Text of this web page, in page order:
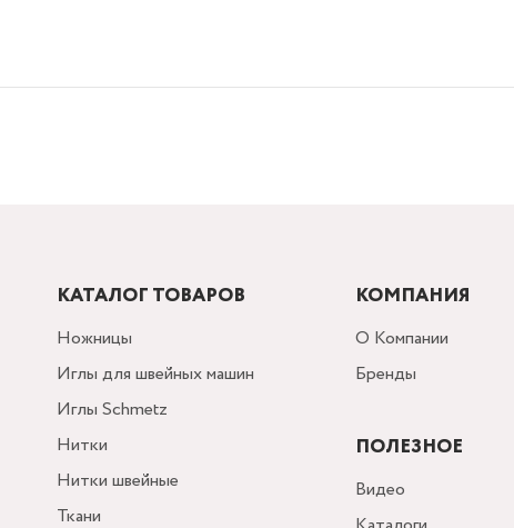
КАТАЛОГ ТОВАРОВ
Ножницы
Иглы для швейных машин
Иглы Schmetz
Нитки
Нитки швейные
Ткани
КОМПАНИЯ
О Компании
Бренды
ПОЛЕЗНОЕ
Видео